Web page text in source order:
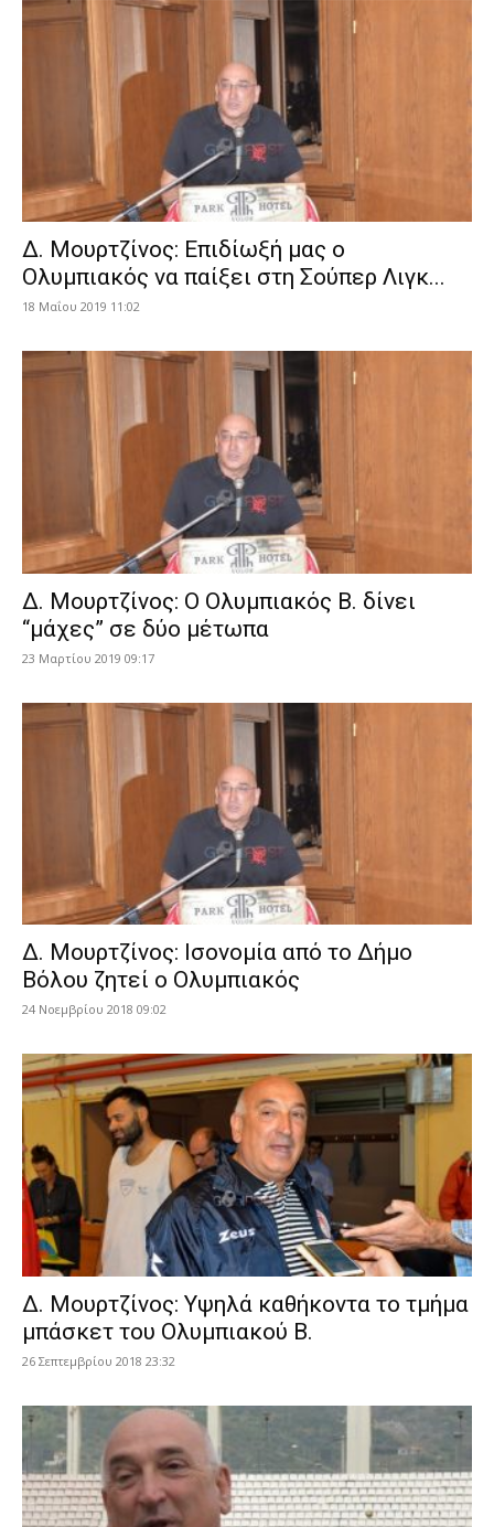
Δ. Μουρτζίνος: Επιδίωξή μας ο
Ολυμπιακός να παίξει στη Σούπερ Λιγκ...
18 Μαΐου 2019 11:02
Δ. Μουρτζίνος: Ο Ολυμπιακός Β. δίνει
“μάχες” σε δύο μέτωπα
23 Μαρτίου 2019 09:17
Δ. Μουρτζίνος: Ισονομία από το Δήμο
Βόλου ζητεί ο Ολυμπιακός
24 Νοεμβρίου 2018 09:02
Δ. Μουρτζίνος: Υψηλά καθήκοντα το τμήμα
μπάσκετ του Ολυμπιακού Β.
26 Σεπτεμβρίου 2018 23:32